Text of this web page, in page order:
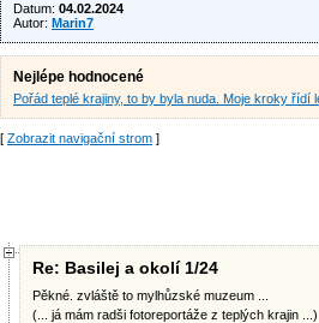
Datum: 04.02.2024
Autor: Marin7
Nejlépe hodnocené
Pořád teplé krajiny, to by byla nuda. Moje kroky řídí
[ Zobrazit navigační strom ]
Re: Basilej a okolí 1/24
Pěkné. zvláště to mylhůzské muzeum ...
(... já mám radši fotoreportáže z teplých krajin ...)